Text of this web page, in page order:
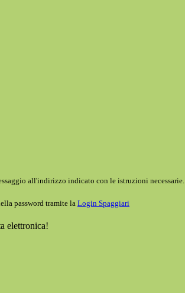
all'indirizzo indicato con le istruzioni necessarie.
password tramite la Login Spaggiari
elettronica!